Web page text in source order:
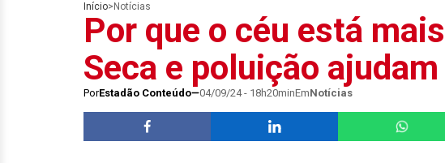
Início> Notícias
Por que o céu está
Seca e poluição
PorEstadão Conteúdo 04/09/24 - 18h20minEmNotícias